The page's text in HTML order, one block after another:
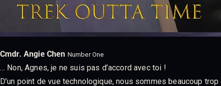
Cmdr. Angie Chen Number One
… Non, Agnes, je ne suis pas d’accord avec toi !
D’un point de vue technologique, nous sommes beaucoup